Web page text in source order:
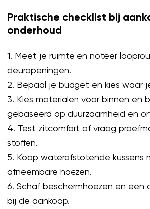
Praktische checklist bij
onderhoud
1. Meet je ruimte en noteer
deuropeningen.
2. Bepaal je budget en kies waar
3. Kies materialen voor binnen en
gebaseerd op duurzaamheid en
4. Test zitcomfort of vraag
stoffen.
5. Koop waterafstotende kussens
afneembare hoezen.
6. Schaf beschermhoezen en een
bij de aankoop.